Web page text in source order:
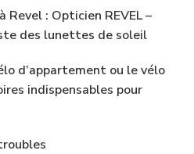
: Opticien REVEL –
des lunettes de soleil
d’appartement ou le vélo
indispensables pour